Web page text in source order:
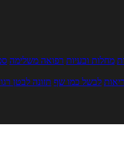
מחלות ובעיות רפואה משלימה
לבשל כמו שף תזונה לבטן